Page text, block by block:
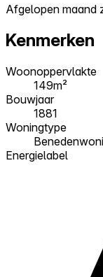
Afgelopen maand
Kenmerken
Woonoppervlakte
149m²
Bouwjaar
1881
Woningtype
Energielabel